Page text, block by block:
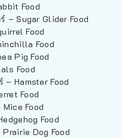
Food
– Sugar Glider Food
Food
Food
Pig Food
Food
– Hamster Food
Food
Food
Food
Dog Food